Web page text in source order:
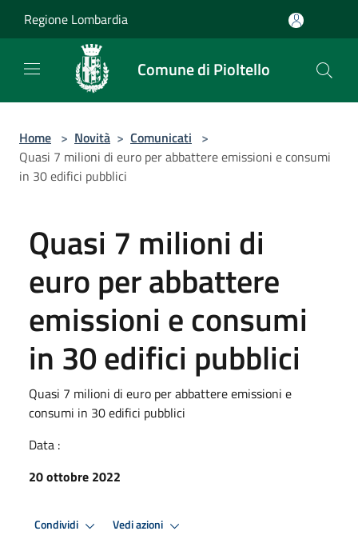
Regione Lombardia
Comune di Pioltello
Home > Novità > Comunicati >
Quasi 7 milioni di euro per abbattere emissioni e consumi
in 30 edifici pubblici
Quasi 7 milioni di
euro per abbattere
emissioni e consumi
in 30 edifici pubblici
Quasi 7 milioni di euro per abbattere emissioni e
consumi in 30 edifici pubblici
Data :
20 ottobre 2022
Condividi Vedi azioni